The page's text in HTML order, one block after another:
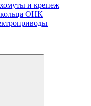
и крепеж
ОНК